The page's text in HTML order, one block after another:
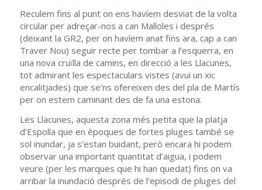
Reculem fins al punt on ens havíem desviat de la volta
circular per adreçar-nos a can Malloles i després
(deixant la GR2, per on havíem anat fins ara, cap a can
Traver Nou) seguir recte per tombar a l’esquerra, en
una nova cruïlla de camins, en direcció a les Llacunes,
tot admirant les espectaculars vistes (avui un xic
encalitjades) que se’ns ofereixen des del pla de Martís
per on estem caminant des de fa una estona.
Les Llacunes, aquesta zona més petita que la platja
d’Espolla que en èpoques de fortes pluges també se
sol inundar, ja s’estan buidant, però encara hi podem
observar una important quantitat d’aigua, i podem
veure (per les marques que hi han quedat) fins on va
arribar la inundació després de l’episodi de pluges del